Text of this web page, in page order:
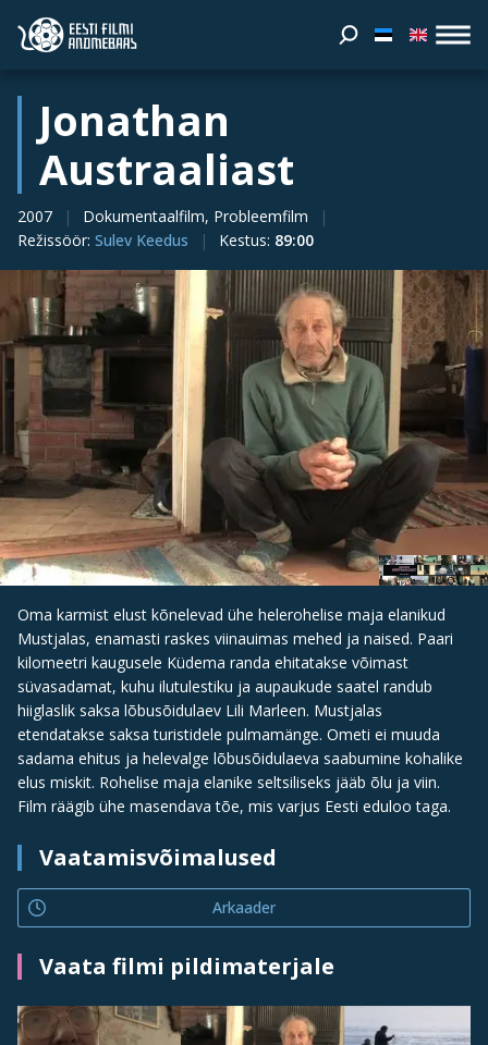
Jonathan
Austraaliast
2007
Dokumentaalfilm, Probleemfilm
Režissöör: Sulev Keedus Kestus: 89:00
Oma karmist elust kõnelevad ühe helerohelise maja elanikud
Mustjalas, enamasti raskes viinauimas mehed ja naised. Paari
kilomeetri kaugusele Küdema randa ehitatakse võimast
süvasadamat, kuhu ilutulestiku ja aupaukude saatel randub
hiiglaslik saksa lõbusõidulaev Lili Marleen. Mustjalas
etendatakse saksa turistidele pulmamänge. Ometi ei muuda
sadama ehitus ja helevalge lõbusõidulaeva saabumine kohalike
elus miskit. Rohelise maja elanike seltsiliseks jääb õlu ja viin.
Film räägib ühe masendava tõe, mis varjus Eesti eduloo taga.
Vaatamisvõimalused
Arkaader
Vaata filmi pildimaterjale